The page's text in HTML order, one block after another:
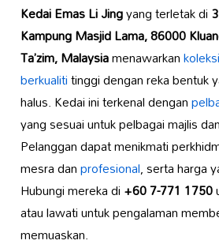
Kedai Emas Li Jingyang terletak di
Kampung Masjid Lama, 86000
Ta’zim, Malaysiamenawarkankoleksi
berkualititinggi dengan reka bentuk
halus. Kedai ini terkenal dengan
yang sesuai untuk pelbagai majlis
Pelanggan dapat menikmati
mesra danprofesional, serta harga
Hubungi mereka di+60 7-771 1750
atau lawati untuk pengalaman
memuaskan.